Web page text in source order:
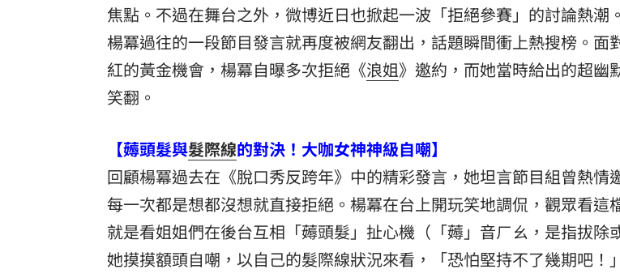
焦點。不過在舞台之外，微博近日也掀起一波「拒絕參賽」的討論熱潮
楊冪過往的一段節目發言就再度被網友翻出，話題瞬間衝上熱搜榜。面
紅的黃金機會，楊冪自曝多次拒絕《浪姐》邀約，而她當時給出的超幽
笑翻。
【薅頭髮與髮際線的對決！大咖女神神級自嘲】
回顧楊冪過去在《脫口秀反跨年》中的精彩發言，她坦言節目組曾熱情
每一次都是想都沒想就直接拒絕。楊冪在台上開玩笑地調侃，觀眾看這
就是看姐姐們在後台互相「薅頭髮」扯心機（「薅」音ㄏㄠ，是指拔除
她摸摸額頭自嘲，以自己的髮際線狀況來看，「恐怕堅持不了幾期吧！」